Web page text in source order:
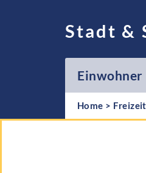
Stadt &
Einwohner
Home > Freizeit